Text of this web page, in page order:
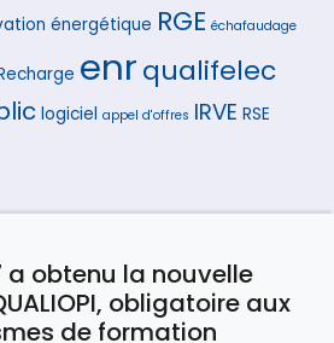
énergétique RGE échafaudage
enrqualifelec
logiciel appel d'offres IRVE RSE
a obtenu la nouvelle
obligatoire aux
de formation